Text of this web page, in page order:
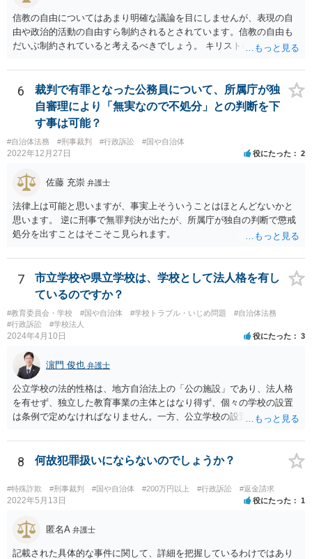
信教の自由についてはあまり明確な議論を目にしませんが、表現の自
由や政治的活動の自由すら制約されるとされています。信教の自由も
だいぶ制約されていると考えるべきでしょう。 キリスト教の信仰につ
由に宮中の祭祀・儀礼に関する儀式を拒否したり、それら儀式の遂行
を批判する意見を公にすることが無制限に許されるとは思えません。
6
裁判で有罪となった公務員について、所属庁が独
自審理により「無実なので不処分」との判断を下
す事は可能？
#自治体法務 #刑事裁判 #行政訴訟 #国や自治体
2022年12月27日 役にたった 2
佐藤 充崇 弁護士
法律上は可能と思いますが、事実上そういうことはほとんどないかと
思います。 逆に刑事で無罪判決が出たが、所属庁が独自の判断で懲戒
処分を出すことはそこそこ見られます。
7
市立学校や県立学校は、学校として法人格を有し
ているのですか？
#教育委員会・学校 #国や自治体 #学校トラブル・いじめ問題
#自治体法務
#行政訴訟
#学校法人
2024年4月10日 役にたった 3
濵門 俊也 弁護士
公立学校の法的性格は、地方自治法上の「公の施設」であり、法人格
を有せず、独立した教育事業の主体とはなり得ず、個々の学校の設置
は条例で定めなければなりません。一方、公立学校の設置者である地
利義務の主体となる法人格を有し、教育事業の主体となっています。
ちなみに、公立学校は教育行政組織上の取扱いとしては「教育機関」
であり、校舎・校地等は地方自治法上「行政財産」とされています。
8 何故犯罪扱いにならないのでしょうか？
#特殊詐欺 #刑事裁判 #国や自治体 #200万円以上 #行政訴訟 #返金請求
2022年5月13日 役にたった 1
匿名A 弁護士
記載された具体的な事件に関して、詳細を把握しているわけではあり